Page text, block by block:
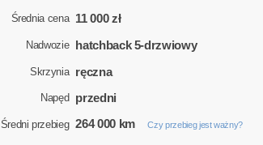
Średnia cena 11 000 zł
Nadwozie hatchback 5-drzwiowy
Skrzynia ręczna
Napęd przedni
Średni przebieg 264 000 km Czy przebieg jest ważny?